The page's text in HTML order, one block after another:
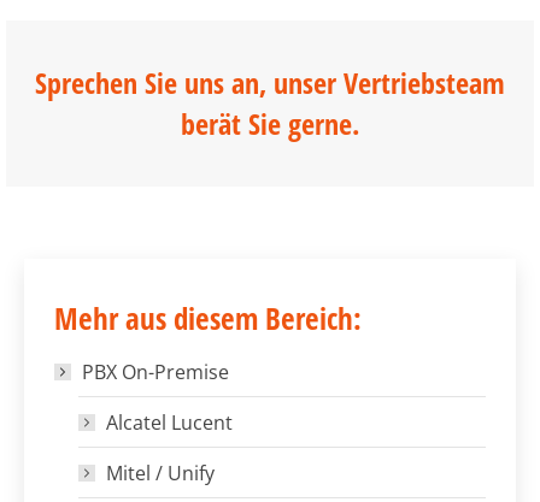
Sprechen Sie uns an, unser Vertriebsteam
berät Sie gerne.
Mehr aus diesem Bereich:
PBX On-Premise
Alcatel Lucent
Mitel / Unify